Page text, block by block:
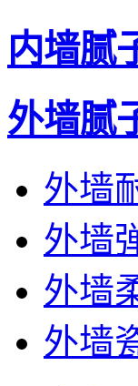
内墙腻
外墙腻
外墙
外墙
外墙
外墙